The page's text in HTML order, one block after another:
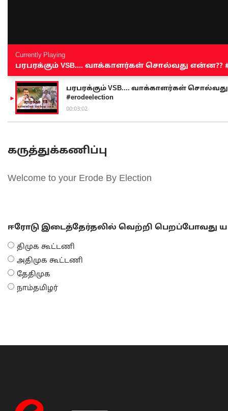
Currently Playing
பரபரக்கும் VSB.... வாக்காளர்கள் சொல்வது என்ன??
பரபரக்கும் VSB.... வாக்காளர்கள் சொல்வது
#erodeelection
00:03:02
கருத்துக்கணிப்பு
Welcome to your Erode By Election
ஈரோடு இடைத்தேர்தலில் வெற்றி பெறப்போவது
திமுக கூட்டணி
அதிமுக கூட்டணி
தேதிமுக
நாம்தமிழர்